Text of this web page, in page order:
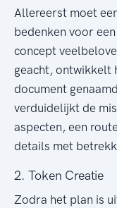
Allereerst moet
bedenken voor
concept
geacht, ontwikkelt
document
verduidelijkt de
aspecten, een
details met
2. Token Creatie
Zodra het plan is